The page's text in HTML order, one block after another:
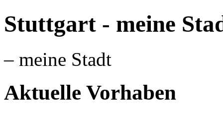
Stuttgart - meine
– meine Stadt
Aktuelle Vorhaben